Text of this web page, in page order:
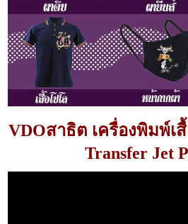
VDOสาธิต เครื่องพิมพ์เ
Transfer Jet